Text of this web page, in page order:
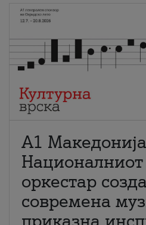
А1
Националниот
оркестар
современа
приказна